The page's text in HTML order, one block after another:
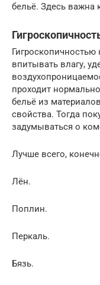
бельё. Здесь важна
впитывать влагу,
проходит
бельё из
свойства. Тогда
задумываться о
Лучше всего,
Лён.
Поплин.
Перкаль.
Бязь.